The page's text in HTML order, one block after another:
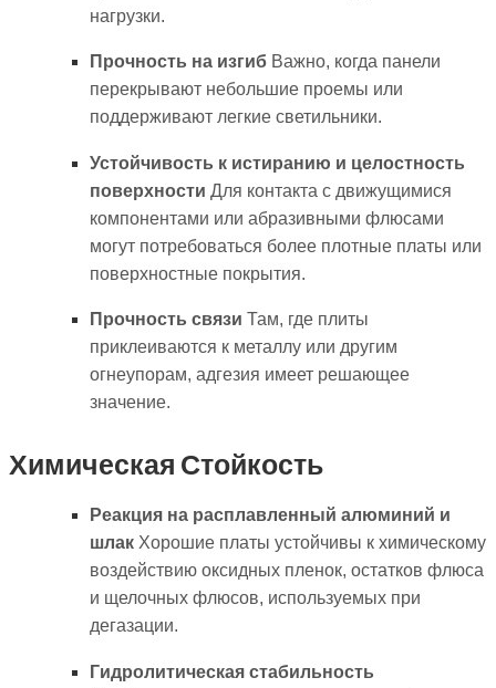
нагрузки.
Прочность на изгибВажно, когда панели
перекрывают небольшие проемы или
поддерживают легкие светильники.
Устойчивость к истиранию и целостность
поверхности Для контакта с движущимися
компонентами или абразивными флюсами
могут потребоваться более плотные платы или
поверхностные покрытия.
Прочность связи Там, где плиты
приклеиваются к металлу или другим
огнеупорам, адгезия имеет решающее
значение.
Химическая Стойкость
Реакция на расплавленный алюминий и
шлакХорошие платы устойчивы к химическому
воздействию оксидных пленок, остатков флюса
и щелочных флюсов, используемых при
дегазации.
Гидролитическая стабильность